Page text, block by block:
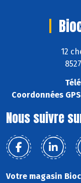
12
Coordonnées
Nous suivre
Votre magasin